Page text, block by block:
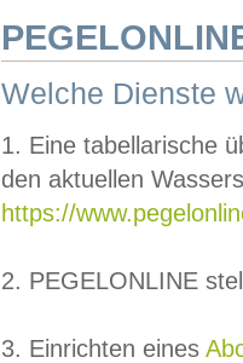
Welche Dienste
1. Eine tabellarische
den aktuellen
https://
2. PEGELONLINE
3. Einrichten eines